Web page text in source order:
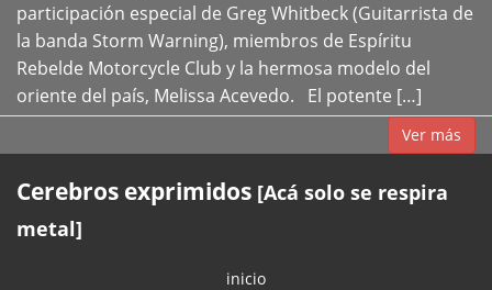
participación especial de Greg Whitbeck (Guitarrista de
la banda Storm Warning), miembros de Espíritu
Rebelde Motorcycle Club y la hermosa modelo del
oriente del país, Melissa Acevedo. El potente […]
Ver más
Cerebros exprimidos [Acá solo se respira
metal]
inicio